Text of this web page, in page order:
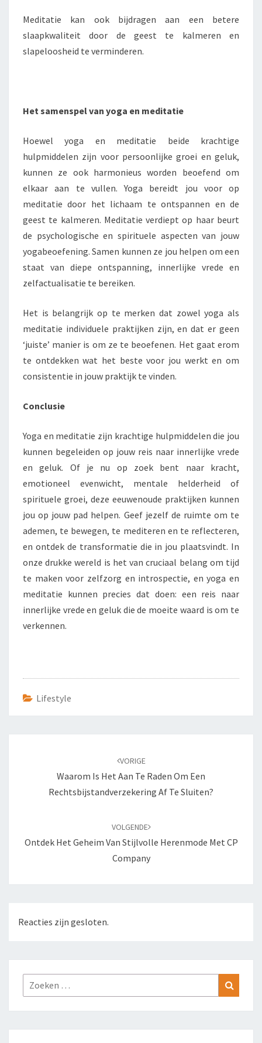
Meditatie kan ook bijdragen aan een betere
slaapkwaliteit door de geest te kalmeren en
slapeloosheid te verminderen.
Het samenspel van yoga en meditatie
Hoewel yoga en meditatie beide krachtige
hulpmiddelen zijn voor persoonlijke groei en geluk,
kunnen ze ook harmonieus worden beoefend om
elkaar aan te vullen. Yoga bereidt jou voor op
meditatie door het lichaam te ontspannen en de
geest te kalmeren. Meditatie verdiept op haar beurt
de psychologische en spirituele aspecten van jouw
yogabeoefening. Samen kunnen ze jou helpen om een
staat van diepe ontspanning, innerlijke vrede en
zelfactualisatie te bereiken.
Het is belangrijk op te merken dat zowel yoga als
meditatie individuele praktijken zijn, en dat er geen
‘juiste’ manier is om ze te beoefenen. Het gaat erom
te ontdekken wat het beste voor jou werkt en om
consistentie in jouw praktijk te vinden.
Conclusie
Yoga en meditatie zijn krachtige hulpmiddelen die jou
kunnen begeleiden op jouw reis naar innerlijke vrede
en geluk. Of je nu op zoek bent naar kracht,
emotioneel evenwicht, mentale helderheid of
spirituele groei, deze eeuwenoude praktijken kunnen
jou op jouw pad helpen. Geef jezelf de ruimte om te
ademen, te bewegen, te mediteren en te reflecteren,
en ontdek de transformatie die in jou plaatsvindt. In
onze drukke wereld is het van cruciaal belang om tijd
te maken voor zelfzorg en introspectie, en yoga en
meditatie kunnen precies dat doen: een reis naar
innerlijke vrede en geluk die de moeite waard is om te
verkennen.
Lifestyle
VORIGE
Waarom Is Het Aan Te Raden Om Een
Rechtsbijstandverzekering Af Te Sluiten?
VOLGENDE
Ontdek Het Geheim Van Stijlvolle Herenmode Met CP
Company
Reacties zijn gesloten.
Zoeken
naar: